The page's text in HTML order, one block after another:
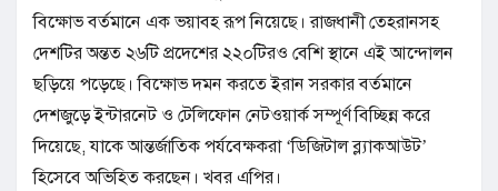
বিক্ষোভ বর্তমানে এক ভয়াবহ রূপ নিয়েছে। রাজধানী তেহরানসহ
দেশটির অন্তত ২৬টি প্রদেশের ২২০টিরও বেশি স্থানে এই আন্দোলন
ছড়িয়ে পড়েছে। বিক্ষোভ দমন করতে ইরান সরকার বর্তমানে
দেশজুড়ে ইন্টারনেট ও টেলিফোন নেটওয়ার্ক সম্পূর্ণ বিচ্ছিন্ন করে
দিয়েছে, যাকে আন্তর্জাতিক পর্যবেক্ষকরা ‘ডিজিটাল ব্ল্যাকআউট’
হিসেবে অভিহিত করছেন। খবর এপির।